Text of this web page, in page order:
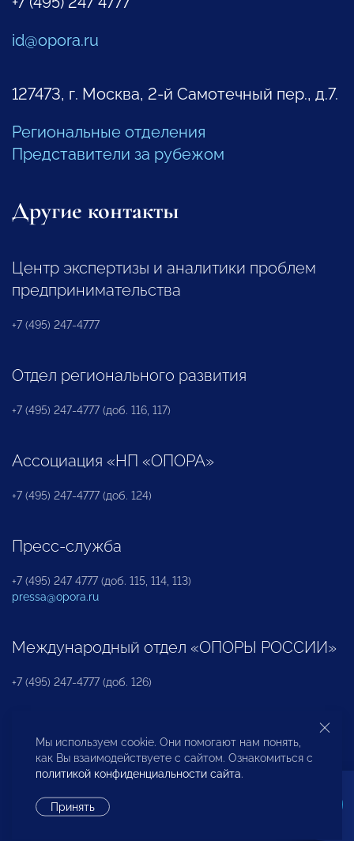
id@opora.ru
127473, г. Москва, 2-й Самотечный пер., д.7.
Региональные отделения
Представители за рубежом
Другие контакты
Центр экспертизы и аналитики проблем
предпринимательства
+7 (495) 247-4777
Отдел регионального развития
+7 (495) 247-4777 (доб. 116, 117)
Ассоциация «НП «ОПОРА»
+7 (495) 247-4777 (доб. 124)
Пресс-служба
+7 (495) 247 4777 (доб. 115, 114, 113)
pressa@opora.ru
Международный отдел «ОПОРЫ РОССИИ»
+7 (495) 247-4777 (доб. 126)
Бюро по защите прав предпринимателей и
инвесторов
Мы используем cookie. Они помогают нам понять,
как Вы взаимодействуете с сайтом. Ознакомиться с
политикой конфиденциальности сайта.
Принять